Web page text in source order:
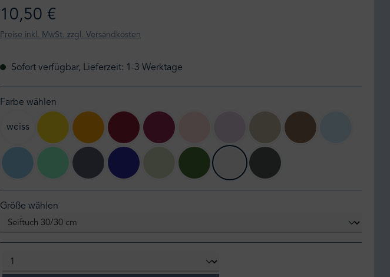
10,50 €
Preise inkl. MwSt. zzgl. Versandkosten
Sofort verfügbar, Lieferzeit: 1-3 Werktage
Farbe wählen
weiss
105 gelb 106 sonne132 karminrot127 kirsch 71 zartflieder147 kiesel 144 safari
202 hellblau198 türkis 205 jeansblau203 keramblau179 pistazie184 kiwi 210 silber 212 grau
Größe wählen